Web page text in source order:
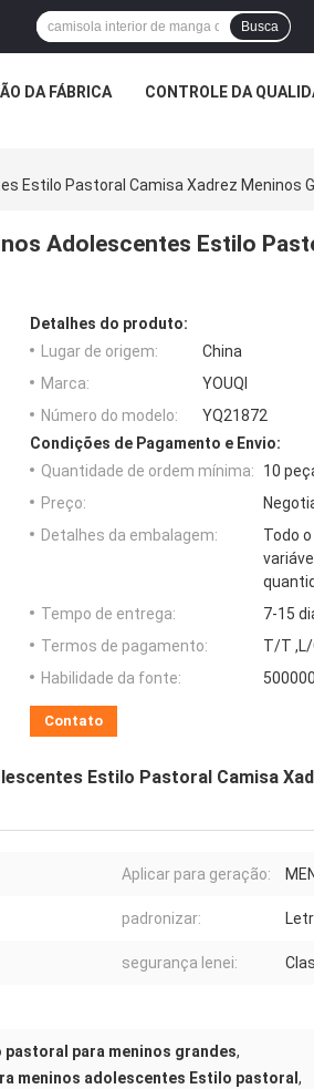
Busca
DA FÁBRICA CONTROLE DA
Estilo Pastoral Camisa Xadrez Meninos
Adolescentes Estilo
Detalhes do produto:
Lugar de origem:
China
Marca:
YOUQI
Número do modelo:
YQ21872
Condições de Pagamento e Envio:
Quantidade de ordem mínima:
10
Preço:
Detalhes da embalagem:
Todo
Tempo de entrega:
7-15
Termos de pagamento:
T/T
Habilidade da fonte:
Contato
Estilo Pastoral Camisa
Aplicar para geração:
padronizar:
segurança lenei:
para meninos grandes,
meninos adolescentes Estilo pastoral ,